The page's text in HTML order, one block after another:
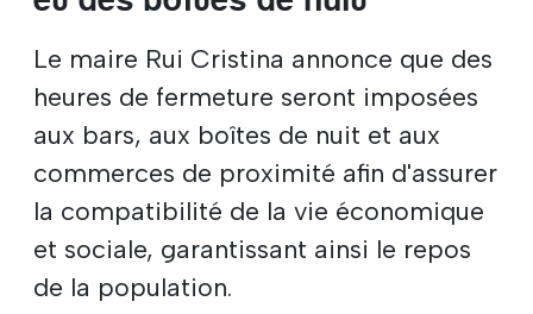
Le maire Rui Cristina annonce que des
heures de fermeture seront imposées
aux bars, aux boîtes de nuit et aux
commerces de proximité afin d'assurer
la compatibilité de la vie économique
et sociale, garantissant ainsi le repos
de la population.